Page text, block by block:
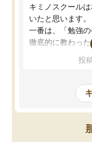
キミノスクール
いたと思います。
一番は、「勉強
徹底的に教わっ
を詰め込むので
慣が身につくよ
はなくなりまし
講師の方との距
チングのおかげ
ションを維持で
投